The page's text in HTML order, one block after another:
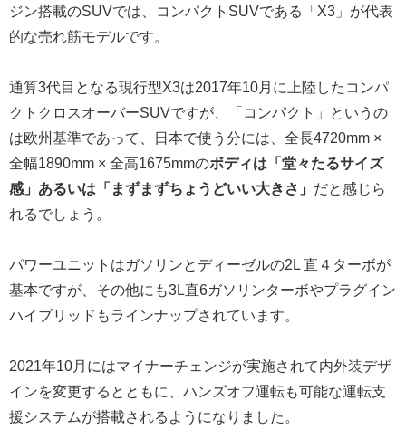
ジン搭載のSUVでは、コンパクトSUVである「X3」が代表
的な売れ筋モデルです。
通算3代目となる現行型X3は2017年10月に上陸したコンパ
クトクロスオーバーSUVですが、「コンパクト」というの
は欧州基準であって、日本で使う分には、全長4720mm ×
全幅1890mm × 全高1675mmのボディは「堂々たるサイズ
感」あるいは「まずまずちょうどいい大きさ」 だと感じら
れるでしょう。
パワーユニットはガソリンとディーゼルの2L 直４ターボが
基本ですが、その他にも3L直6ガソリンターボやプラグイン
ハイブリッドもラインナップされています。
2021年10月にはマイナーチェンジが実施されて内外装デザ
インを変更するとともに、ハンズオフ運転も可能な運転支
援システムが搭載されるようになりました。